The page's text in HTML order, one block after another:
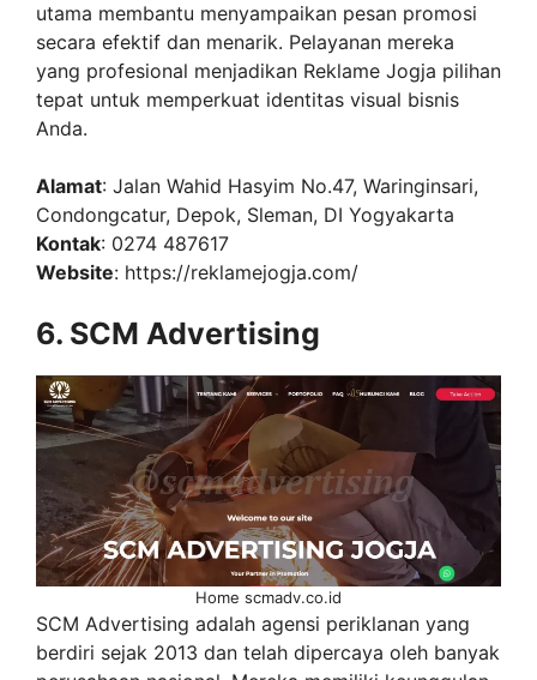
utama membantu menyampaikan pesan promosi
secara efektif dan menarik. Pelayanan mereka
yang profesional menjadikan Reklame Jogja pilihan
tepat untuk memperkuat identitas visual bisnis
Anda.
Alamat: Jalan Wahid Hasyim No.47, Waringinsari,
Condongcatur, Depok, Sleman, DI Yogyakarta
Kontak: 0274 487617
Website: https://reklamejogja.com/
6. SCM Advertising
Home scmadv.co.id
SCM Advertising adalah agensi periklanan yang
berdiri sejak 2013 dan telah dipercaya oleh banyak